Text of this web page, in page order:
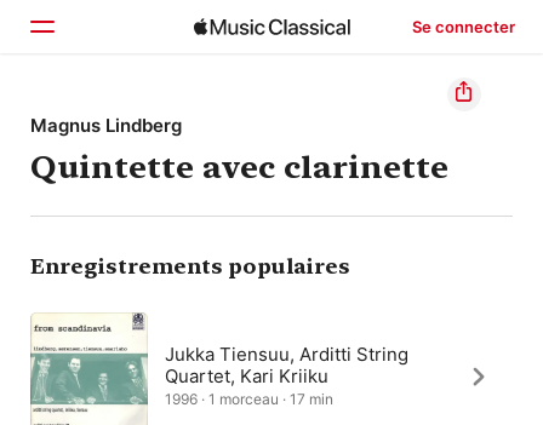
Se connecter
Accueil
Parcourir
Rechercher
Magnus Lindberg
Quintette avec clarinette
Enregistrements populaires
Jukka Tiensuu, Arditti String
Quartet, Kari Kriiku
1996 · 1 morceau · 17 min